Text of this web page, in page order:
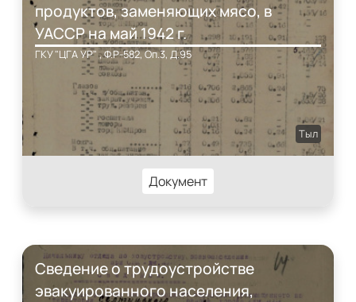
продуктов, заменяющих мясо, в
УАССР на май 1942 г.
ГКУ "ЦГА УР" , Ф.Р-582, Оп.3, Д.95
Тыл
Документ
Сведение о трудоустройстве
эвакуированного населения,